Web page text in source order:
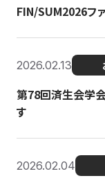
FIN/SUM2026フ
2026.02.13
第78回済生会学会
す
2026.02.04